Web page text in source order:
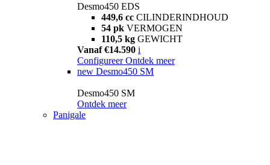
Desmo450 EDS
449,6 cc CILINDERINDHOUD
54 pk VERMOGEN
110,5 kg GEWICHT
Vanaf €14.590 i
Configureer Ontdek meer
new Desmo450 SM
Desmo450 SM
Ontdek meer
Panigale